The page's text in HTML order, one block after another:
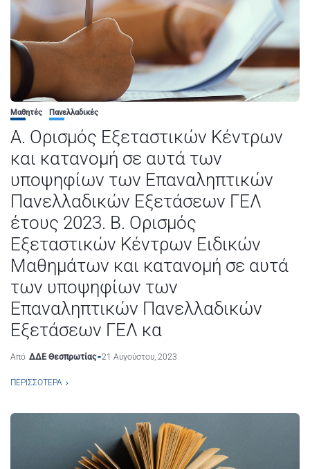
Μαθητές Πανελλαδικές
Α. Ορισμός Εξεταστικών Κέντρων
και κατανομή σε αυτά των
υποψηφίων των Επαναληπτικών
Πανελλαδικών Εξετάσεων ΓΕΛ
έτους 2023. Β. Ορισμός
Εξεταστικών Κέντρων Ειδικών
Μαθημάτων και κατανομή σε αυτά
των υποψηφίων των
Επαναληπτικών Πανελλαδικών
Εξετάσεων ΓΕΛ κα
Από ΔΔΕ Θεσπρωτίας 21 Αυγούστου, 2023
ΠΕΡΙΣΣΌΤΕΡΑ